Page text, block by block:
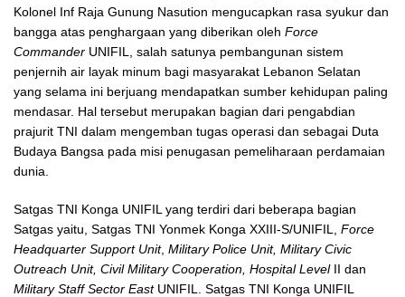
Kolonel Inf Raja Gunung Nasution mengucapkan rasa syukur dan
bangga atas penghargaan yang diberikan oleh Force
Commander UNIFIL, salah satunya pembangunan sistem
penjernih air layak minum bagi masyarakat Lebanon Selatan
yang selama ini berjuang mendapatkan sumber kehidupan paling
mendasar. Hal tersebut merupakan bagian dari pengabdian
prajurit TNI dalam mengemban tugas operasi dan sebagai Duta
Budaya Bangsa pada misi penugasan pemeliharaan perdamaian
dunia.
Satgas TNI Konga UNIFIL yang terdiri dari beberapa bagian
Satgas yaitu, Satgas TNI Yonmek Konga XXIII-S/UNIFIL, Force
Headquarter Support Unit, Military Police Unit, Military Civic
Outreach Unit, Civil Military Cooperation, Hospital LevelII dan
Military Staff Sector EastUNIFIL. Satgas TNI Konga UNIFIL